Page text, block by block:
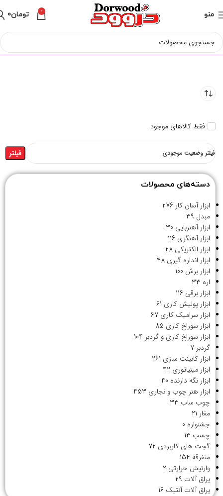
منو 0 تومان0
فقط کالاهای موجود
فیلتر وضعیت موجودی فیلتر
دسته‌های محصولات
ابزار آسان کار 276
مبدل 39
ابزار آهنربایی 30
ابزار آهنگری 116
ابزار الکتریکی 28
ابزار اندازه گیری 48
ابزار برش 100
اره 33
ابزار برقی 116
ابزار پولیش کاری 61
ابزار سرامیک کاری 67
ابزار سوراخ کاری 85
ابزار سوراخ کاری و گردبر 104
گردبر 7
ابزار کابینت سازی 261
ابزار مینیاتوری 42
ابزار نگه دارنده 40
ابزار هنر چوب و نجاری 453
چوب ساب 33
مغار 21
جشنواره 0
چسب 13
گجت های کاربردی 72
متفرقه 154
وارنیش حرارتی 2
یراق آلات 29
یراق آلات آنتیک 16